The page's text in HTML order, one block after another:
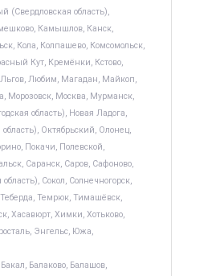
(Свердловская область),
Камышлов, Канск,
Кола, Колпашево, Комсомольск,
Кут, Кремёнки, Кстово,
Льгов, Любим, Магадан, Майкоп,
Морозовск, Москва, Мурманск,
область), Новая Ладога,
Октябрьский, Олонец,
Покачи, Полевской,
Саранск, Саров, Сафоново,
Сокол, Солнечногорск,
Теберда, Темрюк, Тимашёвск,
Хасавюрт, Химки, Хотьково,
Энгельс, Южа,
Балаково, Балашов,